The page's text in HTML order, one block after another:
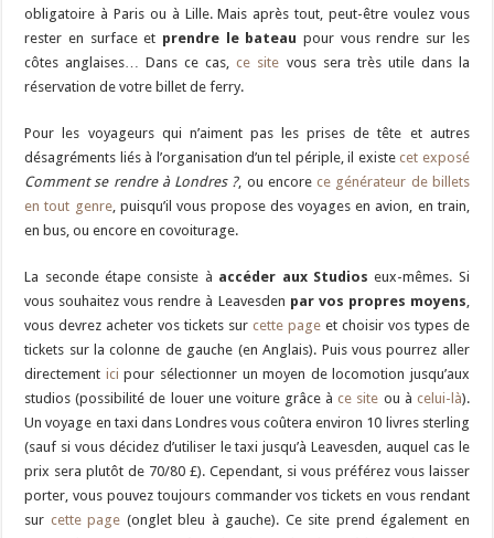
obligatoire à Paris ou à Lille. Mais après tout, peut-être voulez vous
rester en surface et prendre le bateaupour vous rendre sur les
côtes anglaises… Dans ce cas,ce site vous sera très utile dans la
réservation de votre billet de ferry.
Pour les voyageurs qui n’aiment pas les prises de tête et autres
désagréments liés à l’organisation d’un tel périple, il existecet exposé
Comment se rendre à Londres ?, ou encorece générateur de billets
en tout genre, puisqu’il vous propose des voyages en avion, en train,
en bus, ou encore en covoiturage.
La seconde étape consiste à accéder aux Studioseux-mêmes. Si
vous souhaitez vous rendre à Leavesden par vos propres moyens,
vous devrez acheter vos tickets sur cette page et choisir vos types de
tickets sur la colonne de gauche (en Anglais). Puis vous pourrez aller
directement ici pour sélectionner un moyen de locomotion jusqu’aux
studios (possibilité de louer une voiture grâce àce site ou à celui-là).
Un voyage en taxi dans Londres vous coûtera environ 10 livres sterling
(sauf si vous décidez d’utiliser le taxi jusqu’à Leavesden, auquel cas le
prix sera plutôt de 70/80 £). Cependant, si vous préférez vous laisser
porter, vous pouvez toujours commander vos tickets en vous rendant
sur cette page (onglet bleu à gauche). Ce site prend également en